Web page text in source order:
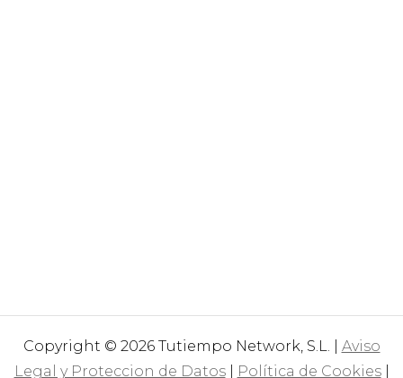
Copyright © 2026 Tutiempo Network, S.L. | Aviso
Legal y Proteccion de Datos| Política de Cookies|